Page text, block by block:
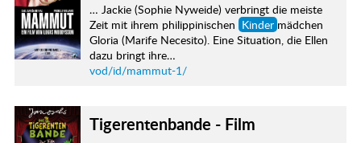
… Jackie (Sophie Nyweide) verbringt die meiste
Zeit mit ihrem philippinischen Kinder mädchen
Gloria (Marife Necesito). Eine Situation, die Ellen
dazu bringt ihre…
vod/id/mammut-1/
Tigerentenbande - Film